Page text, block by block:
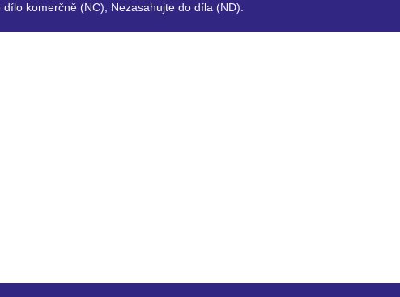
komerčně (NC), Nezasahujte do díla (ND).